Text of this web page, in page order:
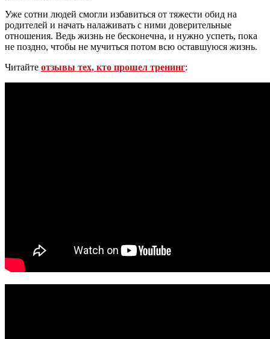
Уже сотни людей смогли избавиться от тяжести обид на
родителей и начать налаживать с ними доверительные
отношения. Ведь жизнь не бесконечна, и нужно успеть, пока
не поздно, чтобы не мучиться потом всю оставшуюся жизнь.
Читайте отзывы тех, кто прошел тренинг: